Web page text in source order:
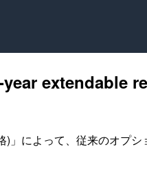
extendable
によって、従来のオプ